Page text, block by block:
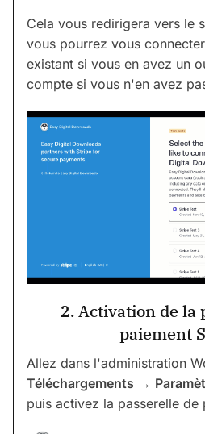
Cela vous redirigera vers le
vous pourrez vous
existant si vous en avez un
compte si vous n'en avez
2. Activation de la
paiement
Allez dans l'administration
Téléchargements →
puis activez la passerelle de